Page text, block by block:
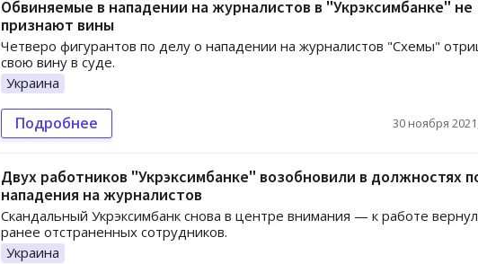
Обвиняемые в нападении на журналистов в "Укрэксимбанке" не
признают вины
Четверо фигурантов по делу о нападении на журналистов "Схемы"
свою вину в суде.
Украина
Подробнее 30 ноября
Двух работников "Укрэксимбанке" возобновили в должностях
нападения на журналистов
Скандальный Укрэксимбанк снова в центре внимания — к работе
ранее отстраненных сотрудников.
Украина